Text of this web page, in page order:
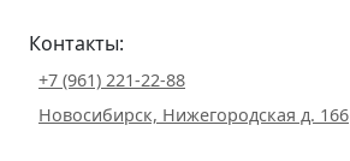
Контакты:
+7 (961) 221-22-88
Новосибирск, Нижегородская д. 166